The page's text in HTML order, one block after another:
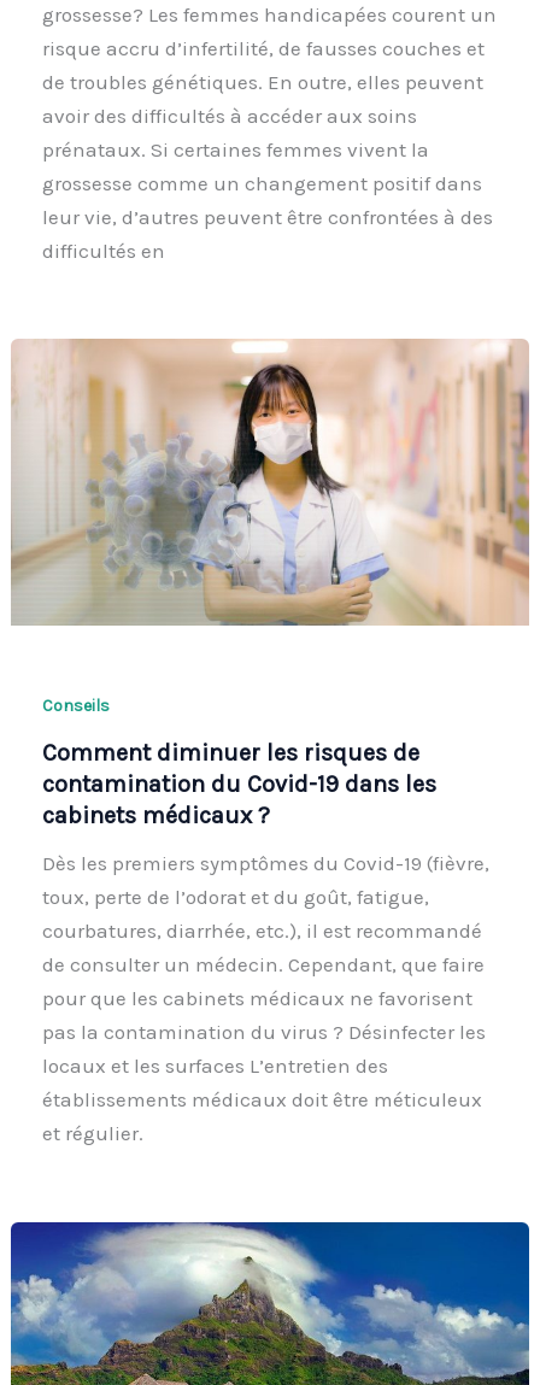
grossesse? Les femmes handicapées courent un
risque accru d’infertilité, de fausses couches et
de troubles génétiques. En outre, elles peuvent
avoir des difficultés à accéder aux soins
prénataux. Si certaines femmes vivent la
grossesse comme un changement positif dans
leur vie, d’autres peuvent être confrontées à des
difficultés en
Conseils
Comment diminuer les risques de
contamination du Covid-19 dans les
cabinets médicaux ?
Dès les premiers symptômes du Covid-19 (fièvre,
toux, perte de l’odorat et du goût, fatigue,
courbatures, diarrhée, etc.), il est recommandé
de consulter un médecin. Cependant, que faire
pour que les cabinets médicaux ne favorisent
pas la contamination du virus ? Désinfecter les
locaux et les surfaces L’entretien des
établissements médicaux doit être méticuleux
et régulier.